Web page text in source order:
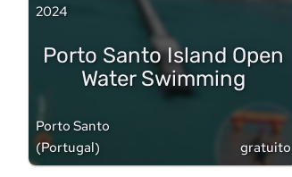
2024
Porto Santo Island Open
Water Swimming
Porto Santo
(Portugal) gratuito